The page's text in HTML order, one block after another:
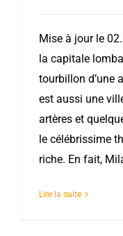
Mise à jour le
la capitale
tourbillon d’une
est aussi une
artères et
le célébrissime
riche. En fait,
Lire la suite